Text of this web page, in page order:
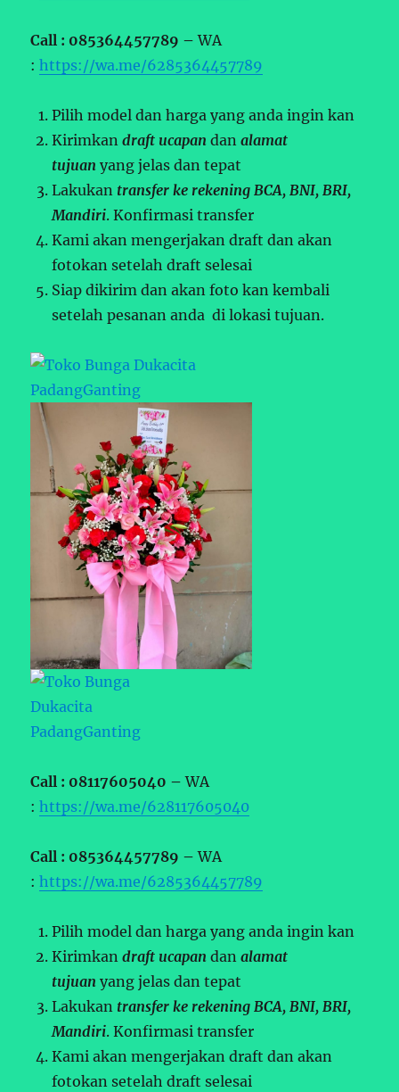
Call : 085364457789 –WA
:https://wa.me/6285364457789
Pilih model dan harga yang anda ingin kan
Kirimkandraft ucapan danalamat
tujuan yang jelas dan tepat
Lakukan transfer ke rekening BCA, BNI, BRI,
Mandiri. Konfirmasi transfer
Kami akan mengerjakan draft dan akan
fotokan setelah draft selesai
Siap dikirim dan akan foto kan kembali
setelah pesanan anda di lokasi tujuan.
Call : 08117605040 –WA
:https://wa.me/628117605040
Call : 085364457789 –WA
:https://wa.me/6285364457789
Pilih model dan harga yang anda ingin kan
Kirimkandraft ucapan danalamat
tujuan yang jelas dan tepat
Lakukan transfer ke rekening BCA, BNI, BRI,
Mandiri. Konfirmasi transfer
Kami akan mengerjakan draft dan akan
fotokan setelah draft selesai